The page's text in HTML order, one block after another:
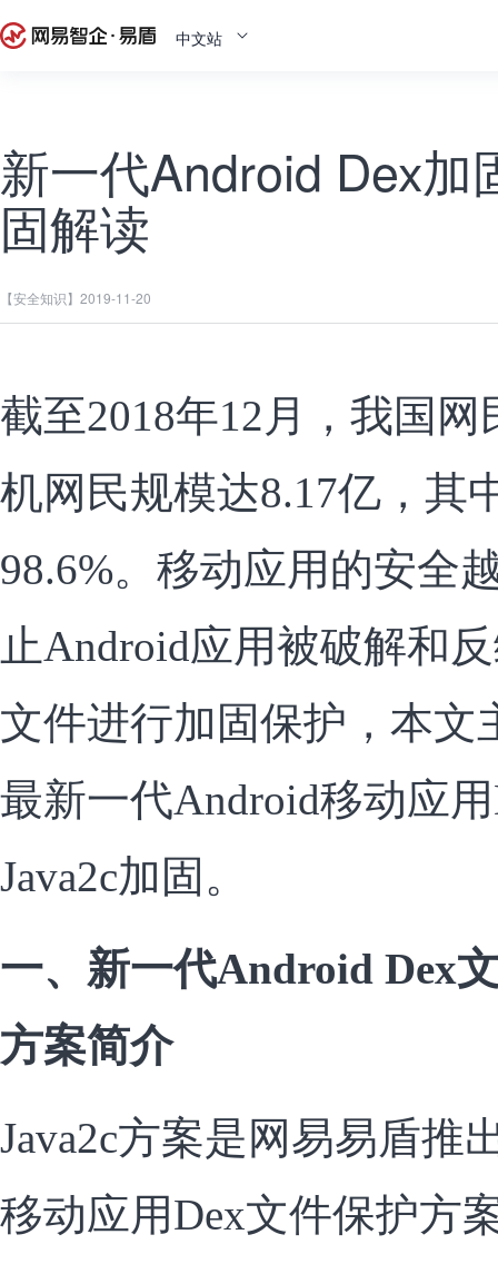
中文站
新一代Android Dex加
固解读
【安全知识】 2019-11-20
截至2018年12月，我国
机网民规模达8.17亿，其
98.6%。移动应用的安全
止Android应用被破解和
文件进行加固保护，本文
最新一代Android移动应
Java2c加固。
一、新一代Android Dex
方案简介
Java2c方案是网易易盾推
移动应用Dex文件保护方